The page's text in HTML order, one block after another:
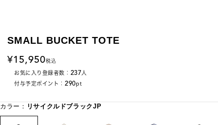
SMALL BUCKET TOTE
15,950税込
お気に入り登録者数： 237人
付与予定ポイント： 290pt
カラー： リサイクルドブラックJP